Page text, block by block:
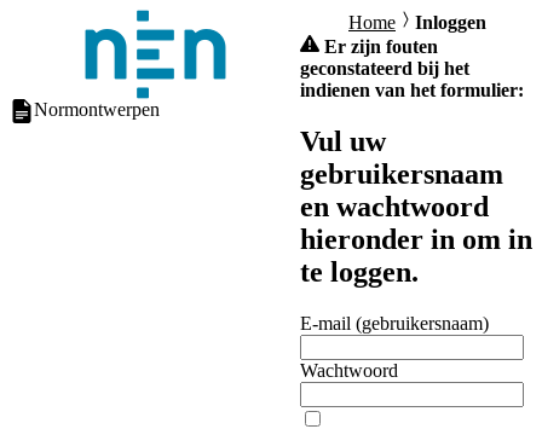
Normontwerpen
Home
Inloggen
Er zijn fouten
geconstateerd bij het
indienen van het formulier:
Vul uw
gebruikersnaam
en wachtwoord
hieronder in om in
te loggen.
E-mail (gebruikersnaam)
Wachtwoord